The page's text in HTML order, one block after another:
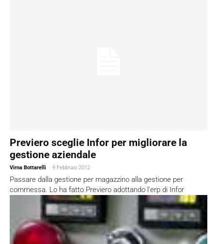
Previero sceglie Infor per migliorare la
gestione aziendale
Virna Bottarelli - 9 Febbraio 2012
Passare dalla gestione per magazzino alla gestione per
commessa. Lo ha fatto Previero adottando l'erp di Infor